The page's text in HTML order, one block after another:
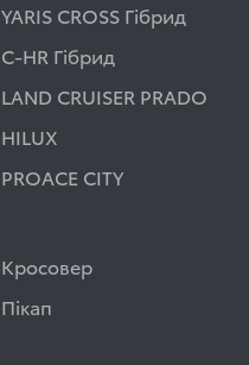
YARIS CROSS Гібрид
C-HR Гібрид
LAND CRUISER PRADO
HILUX
PROACE CITY
Кросовер
Пікап